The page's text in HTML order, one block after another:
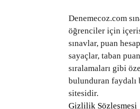
Denemecoz.com
öğrenciler için
sınavlar, puan
sayaçlar, taban
sıralamaları gibi
bulunduran
sitesidir.
Gizlilik Sözleşmesi